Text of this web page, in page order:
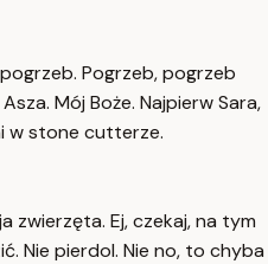
Pogrzeb, pogrzeb
Mój Boże. Najpierw Sara,
w stone cutterze.
zwierzęta. Ej, czekaj, na tym
Nie pierdol. Nie no, to chyba